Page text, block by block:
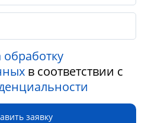
обработку
в соответствии с
заявку